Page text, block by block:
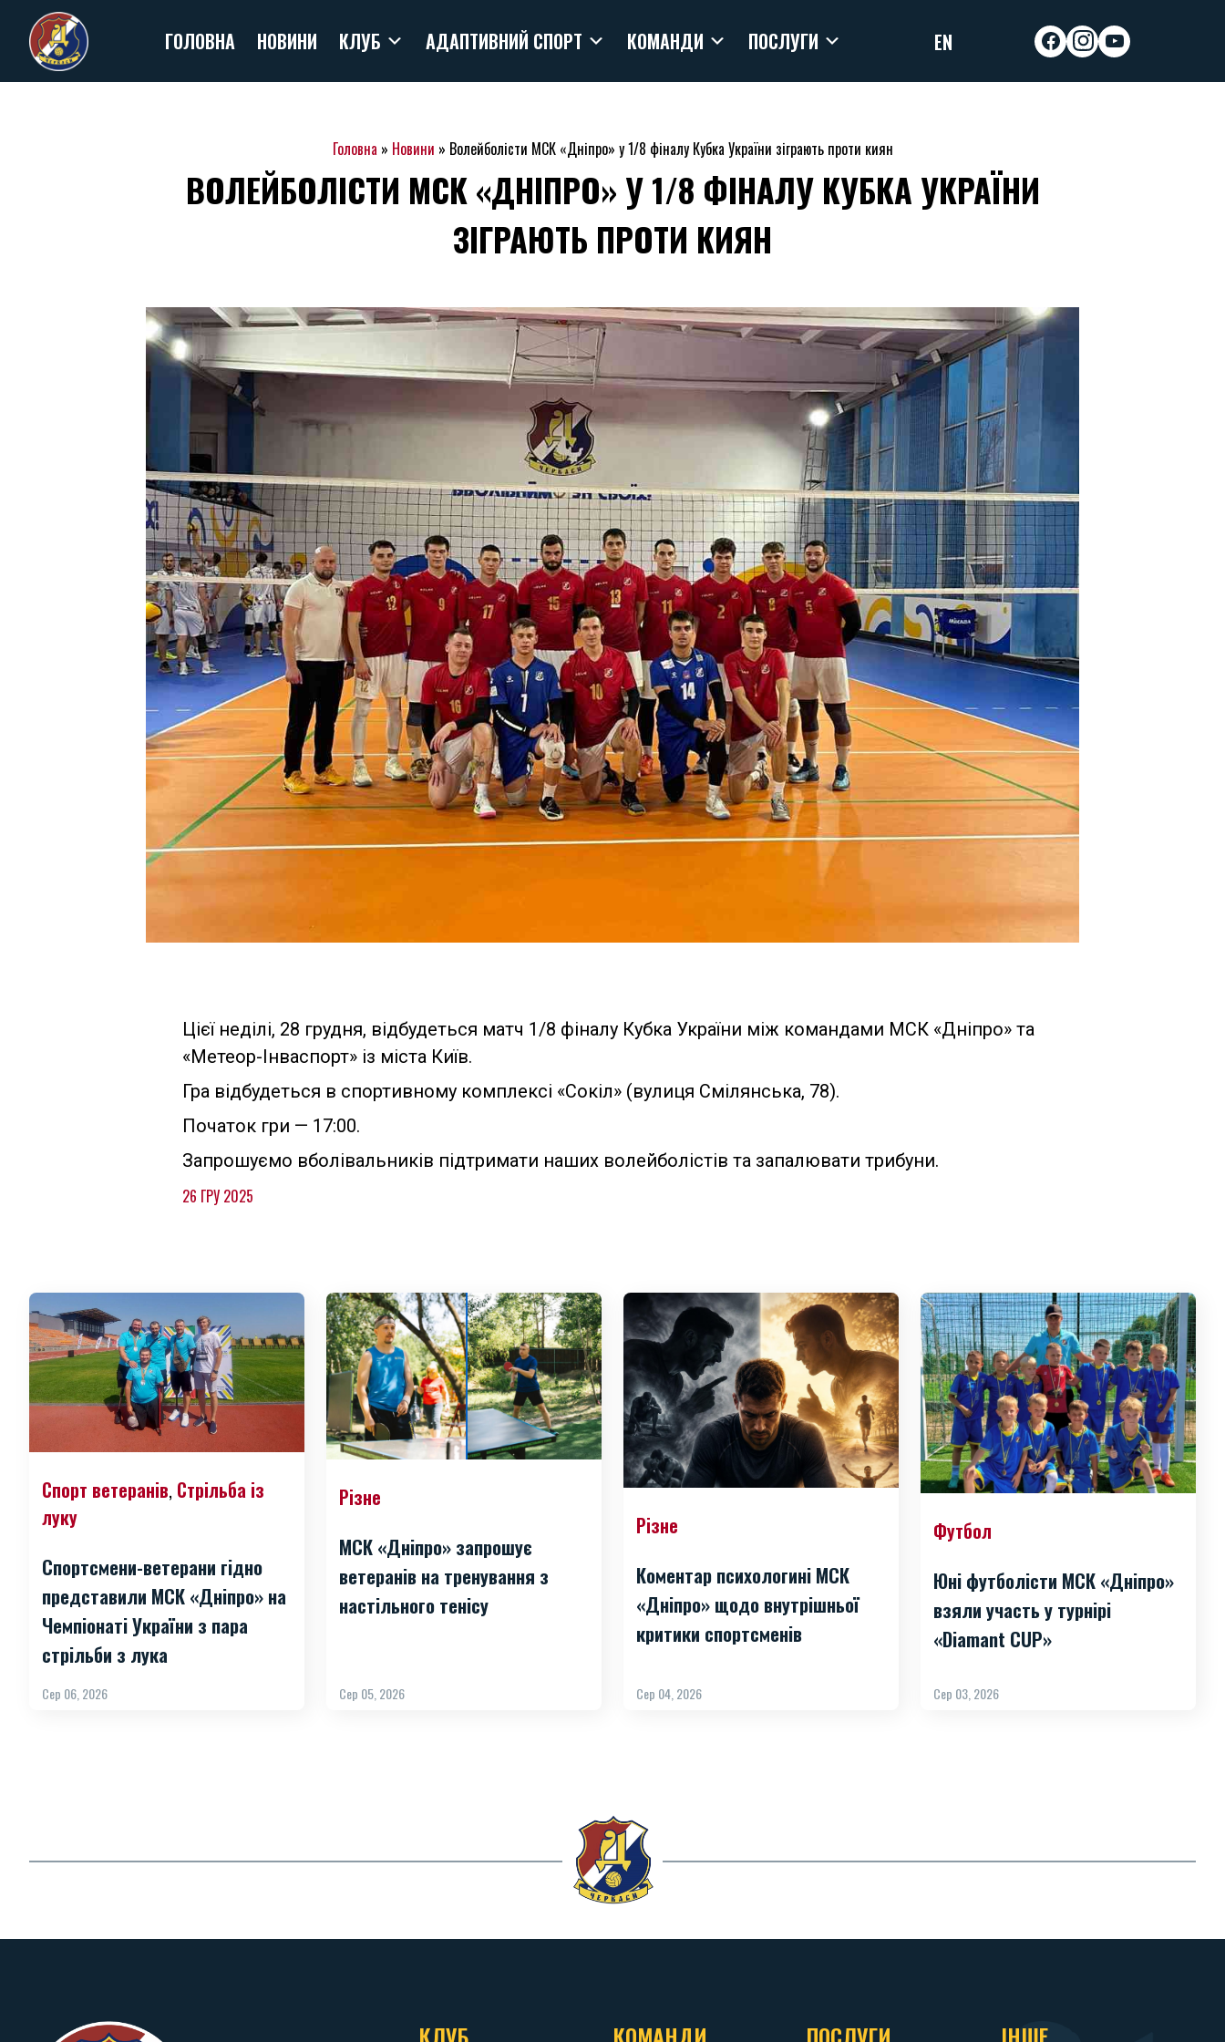
Skip
to
content
ГОЛОВНА НОВИНИ КЛУБ АДАПТИВНИЙ СПОРТ КОМАНДИ ПОСЛУГИ EN facebookinstagram
youtube
Головна » Новини » Волейболісти МСК «Дніпро» у 1/8 фіналу Кубка України зіграють проти киян
ВОЛЕЙБОЛІСТИ МСК «ДНІПРО» У 1/8 ФІНАЛУ КУБКА УКРАЇНИ
ЗІГРАЮТЬ ПРОТИ КИЯН
Цієї неділі, 28 грудня, відбудеться матч 1/8 фіналу Кубка України між командами МСК «Дніпро» та
«Метеор-Інваспорт» із міста Київ.
Гра відбудеться в спортивному комплексі «Сокіл» (вулиця Смілянська, 78).
Початок гри — 17:00.
Запрошуємо вболівальників підтримати наших волейболістів та запалювати трибуни.
26 ГРУ 2025
Спорт ветеранів, Стрільба із
луку
Спортсмени-ветерани гідно
представили МСК «Дніпро» на
Чемпіонаті України з пара
стрільби з лука
Сер 06, 2026
Різне
МСК «Дніпро» запрошує
ветеранів на тренування з
настільного тенісу
Сер 05, 2026
Різне
Коментар психологині МСК
«Дніпро» щодо внутрішньої
критики спортсменів
Сер 04, 2026
Футбол
Юні футболісти МСК «Дніпро»
взяли участь у турнірі
«Diamant CUP»
Сер 03, 2026
КЛУБ КОМАНДИ ПОСЛУГИ ІНШЕ